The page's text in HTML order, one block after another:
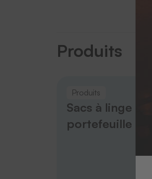
Produits
Produits
Sacs à linge
portefeuille